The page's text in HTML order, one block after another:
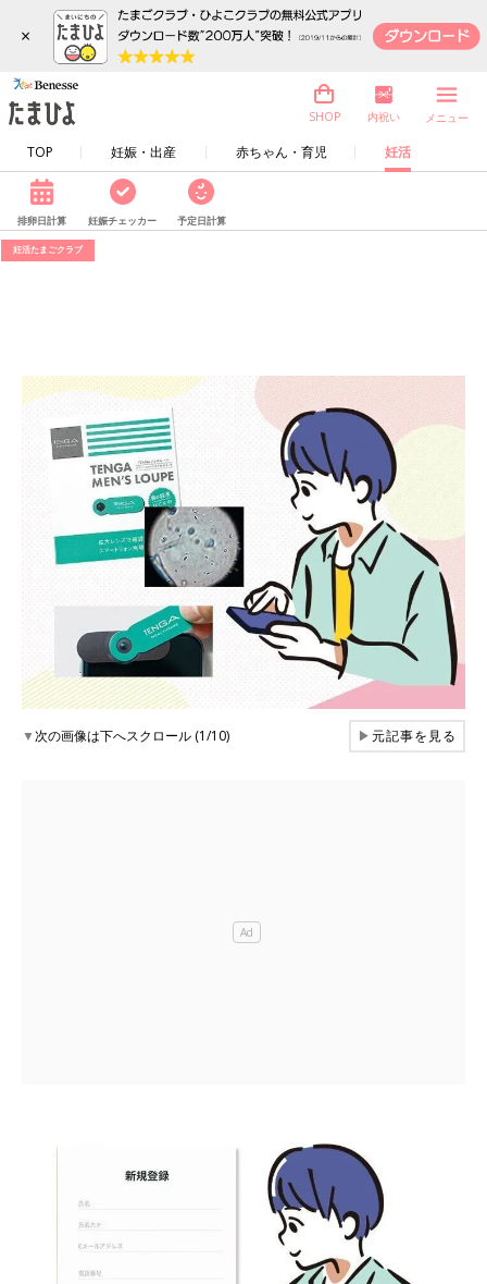
×
TOP 妊娠・出産 赤ちゃん・育児 妊活
SHOP 内祝い メニュー
排卵日計算 妊娠チェッカー 予定日計算
妊活たまごクラブ
▼次の画像は下へスクロール (1/10) ▶元記事を見る